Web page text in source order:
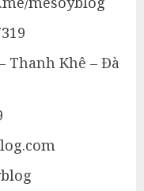
Thanh Khê – Đà